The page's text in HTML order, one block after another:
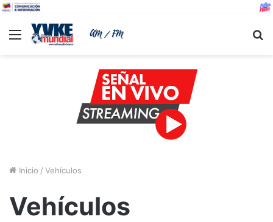
Menu
Inicio / Vehículos
Vehículos